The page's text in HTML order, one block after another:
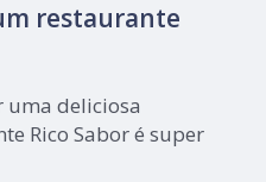
restaurante
uma deliciosa
Rico Sabor é super